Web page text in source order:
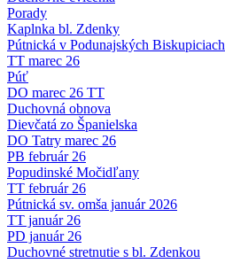
Porady
Kaplnka bl. Zdenky
Pútnická v Podunajských Biskupiciach
TT marec 26
Púť
DO marec 26 TT
Duchovná obnova
Dievčatá zo Španielska
DO Tatry marec 26
PB február 26
Popudinské Močidľany
TT február 26
Pútnická sv. omša január 2026
TT január 26
PD január 26
Duchovné stretnutie s bl. Zdenkou